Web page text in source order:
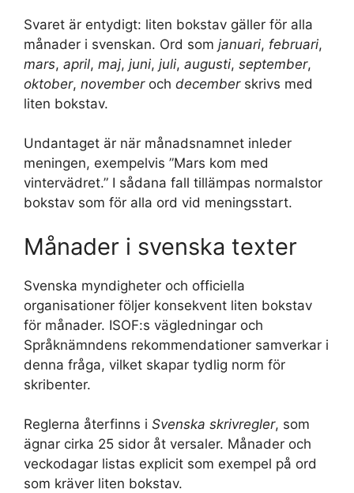
Svaret är entydigt: liten bokstav gäller för alla
månader i svenskan. Ord som januari, februari,
mars, april, maj, juni, juli, augusti, september,
oktober, novemberoch decemberskrivs med
liten bokstav.
Undantaget är när månadsnamnet inleder
meningen, exempelvis ”Mars kom med
vintervädret.” I sådana fall tillämpas normalstor
bokstav som för alla ord vid meningsstart.
Månader i svenska texter
Svenska myndigheter och officiella
organisationer följer konsekvent liten bokstav
för månader. ISOF:s vägledningar och
Språknämndens rekommendationer samverkar i
denna fråga, vilket skapar tydlig norm för
skribenter.
Reglerna återfinns i Svenska skrivregler, som
ägnar cirka 25 sidor åt versaler. Månader och
veckodagar listas explicit som exempel på ord
som kräver liten bokstav.